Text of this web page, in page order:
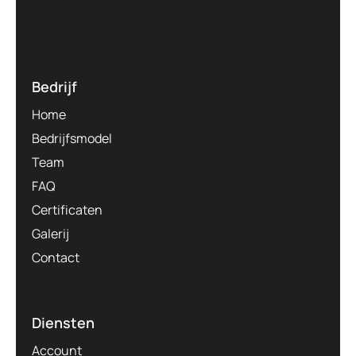
Bedrijf
Home
Bedrijfsmodel
Team
FAQ
Certificaten
Galerij
Contact
Diensten
Account